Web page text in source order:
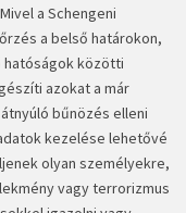
a Schengeni
a belső határokon,
hatóságok közötti
azokat a már
bűnözés elleni
kezelése lehetővé
olyan személyekre,
vagy terrorizmus